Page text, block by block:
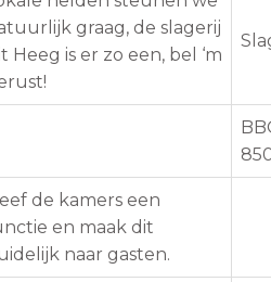
graag, de slagerij
Heeg is er zo een, bel ‘m
de kamers een
en maak dit
naar gasten.